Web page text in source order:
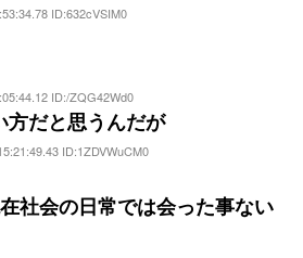
ID:632cVSIM0
ID:/ZQG42Wd0
方だと思うんだが
ID:1ZDVWuCM0
社会の日常では会った事ない